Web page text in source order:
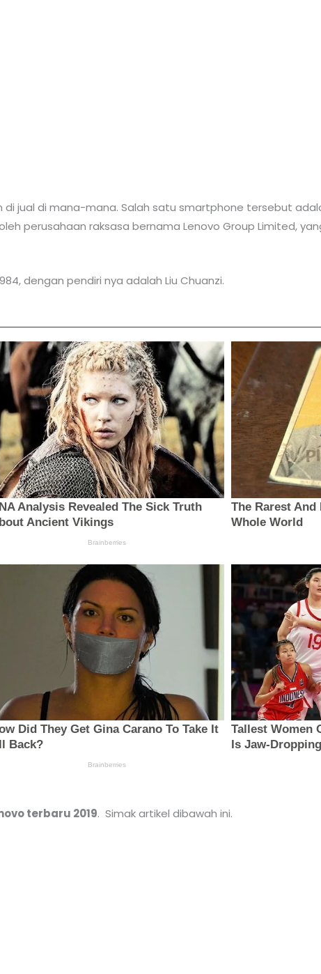
jual di mana-mana. Salah satu smartphone tersebut
perusahaan raksasa bernama Lenovo Group Limited,
dengan pendiri nya adalah Liu Chuanzi.
terbaru 2019. Simak artikel dibawah ini.